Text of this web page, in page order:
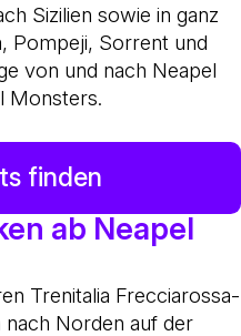
Sizilien sowie in ganz
Pompeji, Sorrent und
von und nach Neapel
Monsters.
finden
ab Neapel
Trenitalia Frecciarossa-
nach Norden auf der